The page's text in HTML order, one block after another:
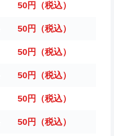
50円（税込）
50円（税込）
50円（税込）
50円（税込）
50円（税込）
50円（税込）